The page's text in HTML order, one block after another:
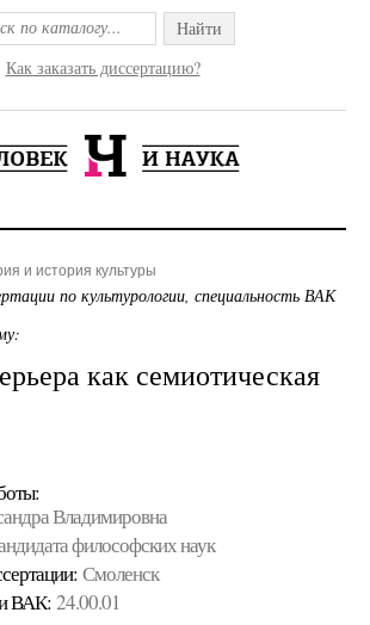
Найти
Как заказать диссертацию?
и история культуры
по культурологии, специальность ВАК
как семиотическая
Владимировна
философских наук
Смоленск
ВАК: 24.00.01